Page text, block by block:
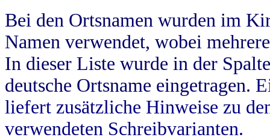
Bei den Ortsnamen wurden im
Namen verwendet, wobei
In dieser Liste wurde in der
deutsche Ortsname eingetragen.
liefert zusätzliche Hinweise zu
verwendeten Schreibvarianten.